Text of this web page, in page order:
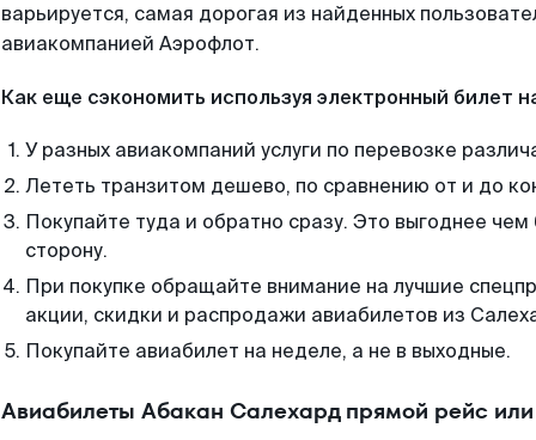
варьируется, самая дорогая из найденных
авиакомпанией Аэрофлот.
Как еще сэкономить используя электронный билет
У разных авиакомпаний услуги по перевозке
Лететь транзитом дешево, по сравнению от и до
Покупайте туда и обратно сразу. Это выгоднее
сторону.
При покупке обращайте внимание на лучшие
акции, скидки и распродажи авиабилетов из
Покупайте авиабилет на неделе, а не в выходные.
Авиабилеты Абакан Салехард прямой рейс